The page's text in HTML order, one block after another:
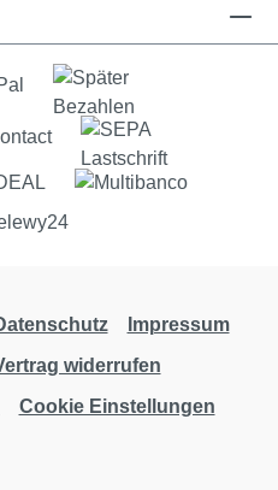
Impressum
widerrufen
Cookie Einstellungen